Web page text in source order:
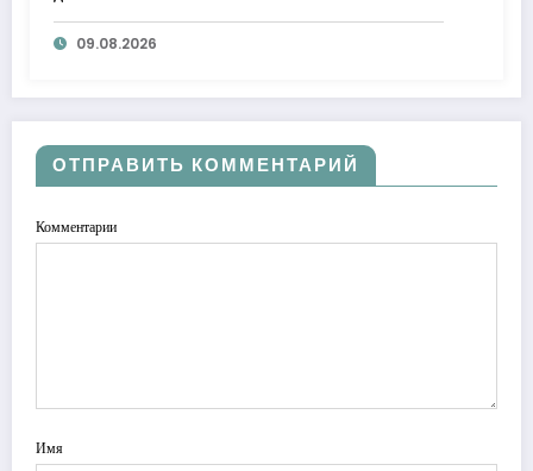
09.08.2026
ОТПРАВИТЬ КОММЕНТАРИЙ
Комментарии
Имя